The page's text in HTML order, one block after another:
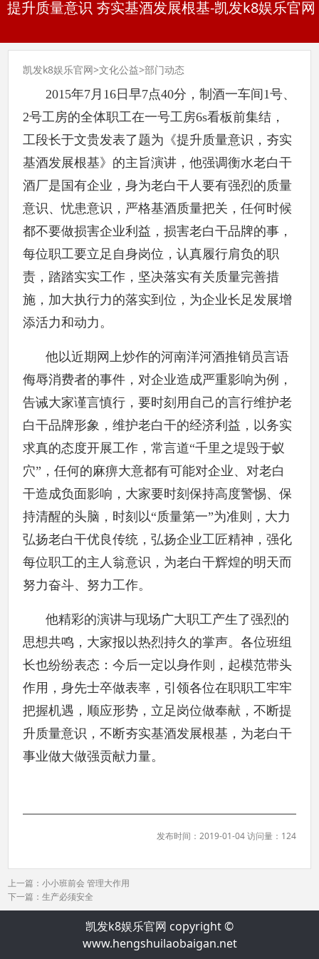
提升质量意识 夯实基酒发展根基-凯发k8娱乐官网
凯发k8娱乐官网>文化公益>部门动态
2015年7月16日早7点40分，制酒一车间1号、
2号工房的全体职工在一号工房6s看板前集结，
工段长于文贵发表了题为《提升质量意识，夯实
基酒发展根基》的主旨演讲，他强调衡水老白干
酒厂是国有企业，身为老白干人要有强烈的质量
意识、忧患意识，严格基酒质量把关，任何时候
都不要做损害企业利益，损害老白干品牌的事，
每位职工要立足自身岗位，认真履行肩负的职
责，踏踏实实工作，坚决落实有关质量完善措
施，加大执行力的落实到位，为企业长足发展增
添活力和动力。
他以近期网上炒作的河南洋河酒推销员言语
侮辱消费者的事件，对企业造成严重影响为例，
告诫大家谨言慎行，要时刻用自己的言行维护老
白干品牌形象，维护老白干的经济利益，以务实
求真的态度开展工作，常言道“千里之堤毁于蚁
穴”，任何的麻痹大意都有可能对企业、对老白
干造成负面影响，大家要时刻保持高度警惕、保
持清醒的头脑，时刻以“质量第一”为准则，大力
弘扬老白干优良传统，弘扬企业工匠精神，强化
每位职工的主人翁意识，为老白干辉煌的明天而
努力奋斗、努力工作。
他精彩的演讲与现场广大职工产生了强烈的
思想共鸣，大家报以热烈持久的掌声。各位班组
长也纷纷表态：今后一定以身作则，起模范带头
作用，身先士卒做表率，引领各位在职职工牢牢
把握机遇，顺应形势，立足岗位做奉献，不断提
升质量意识，不断夯实基酒发展根基，为老白干
事业做大做强贡献力量。
发布时间：2019-01-04 访问量：124
上一篇：小小班前会 管理大作用
下一篇：生产必须安全
凯发k8娱乐官网 copyright ©
www.hengshuilaobaigan.net